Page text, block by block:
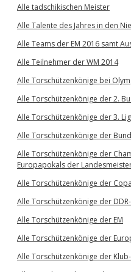
Alle tadschikischen Meister
Alle Talente des Jahres in den
Alle Teams der EM 2016 samt
Alle Teilnehmer der WM 2014
Alle Torschützenkönige bei
Alle Torschützenkönige der 2.
Alle Torschützenkönige der 3.
Alle Torschützenkönige der
Alle Torschützenkönige der
Europapokals der
Alle Torschützenkönige der
Alle Torschützenkönige der
Alle Torschützenkönige der EM
Alle Torschützenkönige der
Alle Torschützenkönige der